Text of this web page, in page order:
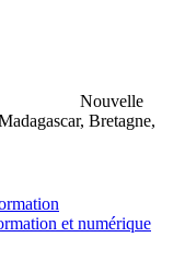
Nouvelle
Bretagne,
et numérique